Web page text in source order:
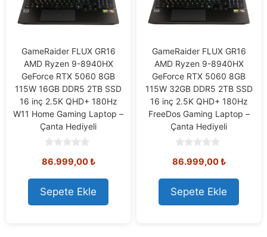
GameRaider FLUX GR16
AMD Ryzen 9-8940HX
GeForce RTX 5060 8GB
115W 16GB DDR5 2TB SSD
16 inç 2.5K QHD+ 180Hz
W11 Home Gaming Laptop –
Çanta Hediyeli
o
t
o
f
5
86.999,00₺
Sepete Ekle
GameRaider FLUX GR16
AMD Ryzen 9-8940HX
GeForce RTX 5060 8GB
115W 32GB DDR5 2TB SSD
16 inç 2.5K QHD+ 180Hz
FreeDos Gaming Laptop –
Çanta Hediyeli
o
t
o
f
5
86.999,00₺
Sepete Ekle